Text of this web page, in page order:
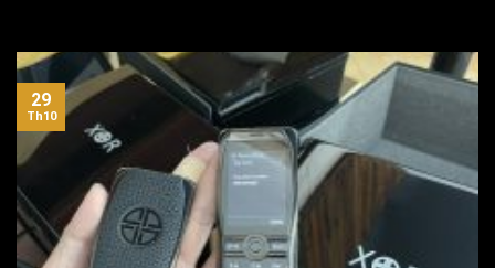
29
Th10